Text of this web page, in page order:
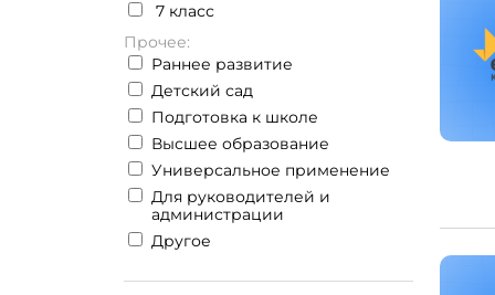
7 класс
Прочее:
Раннее развитие
Детский сад
Подготовка к школе
Высшее образование
Универсальное применение
Для руководителей и
администрации
Другое